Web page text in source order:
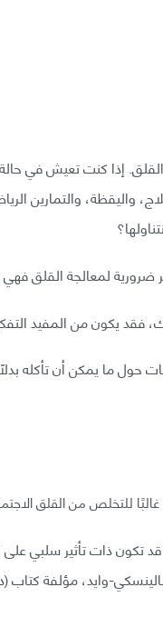
القلق. إذا كنت تعيش
واليقظة، والتمارين
ضرورية لمعالجة القلق
فقد يكون من المفيد
حول ما يمكن أن تأكله
للتخلص من القلق
تكون ذات تأثير سلبي
وايد، مؤلفة كتاب